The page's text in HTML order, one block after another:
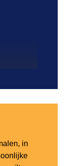
in